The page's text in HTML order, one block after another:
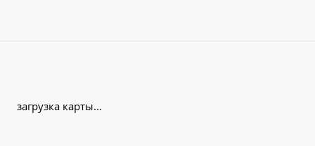
загрузка карты...